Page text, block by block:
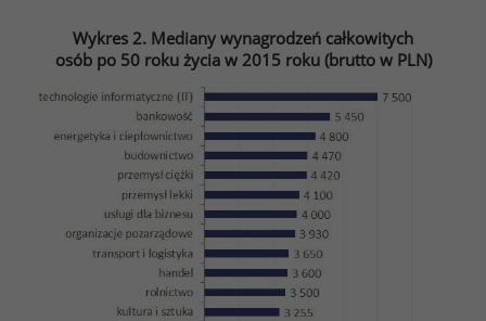
Wykres 2. Mediany wynagrodzeń całkowitych
osób po 50 roku życia w 2015 roku (brutto w PLN)